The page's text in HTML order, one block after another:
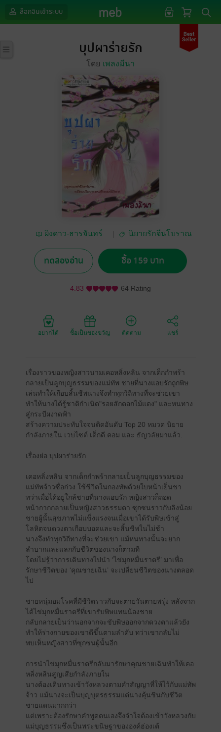
ล็อกอินเข้าระบบ
บุปผาร่ายรัก
โดย เพลงมีนา
ผิงดาว-ธารจันทร์
นิยายรักจีนโบราณ
ทดลองอ่าน ซื้อ 159 บาท
4.83 64 Rating
อยากได้ ซื้อเป็นของขวัญ ติดตาม แชร์
เรื่องราวของหญิงสาวนามเคอหลิ่งหลิน จากเด็กกำพร้า
กลายเป็นลูกบุญธรรมของแม่ทัพ ชายที่นางแอบรักถูกพิษ
เล่นทำให้เกือบสิ้นชีพนางจึงทำทุกวิถีทางที่จะช่วยเขา
ทำให้นางได้รู้ชาติกำเนิด"รอยสักดอกไม้แดง" และหนทาง
สู่กระบีผงาดฟ้า
สร้างความประทับใจจนติดอันดับ Top 20 หมวด นิยาย
กำลังภายใน เวบไซต์ เด็กดี.คอม และ ธัญวลัยมาแล้ว.
เรื่องย่อ บุปผาร่ายรัก
เคอหลิ่งหลิน จากเด็กกำพร้ากลายเป็นลูกบุญธรรมของ
แม่ทัพจ้าวซื่อก่วง ใช้ชีวิตในกองทัพด้วยใบหน้าเย็นชา
ทว่าเมื่อได้อยูใกล้ชายที่นางแอบรัก หญิงสาวก็ถอด
หน้ากากกลายเป็นหญิงสาวธรรมดา ซุกซนราวกับลิงน้อย
ชายผู้นั้นสุขภาพไม่แข็งแรงจนเมื่อเขาได้รับพิษเข้าสู่
โลหิตจนดวงตาเกือบบอดและจะสิ้นชีพในไม่ช้า
นางจึงทำทุกวิถีทางที่จะช่วยเขา แม้หนทางนั้นจะยาก
ลำบากและแลกกับชีวิตของนางก็ตามที
โดยไม่รู้ว่าการเดินทางไปนำ ‘ไข่มุกหมื่นราตรี’ มาเพื่อ
รักษาชีวิตของ ‘คุณชายเฉิน’ จะเปลี่ยนชีวิตของนางตลอด
ไป
ชายหนุ่มอมโรคที่มีชีวิตราวกับจะตายวันตายพรุ่ง หลังจาก
ได้ไข่มุกหมื่นราตรีที่เขารับพิษแทนน้องชาย
กลับกลายเป็นว่านอกจากจะขับพิษออกจากดวงตาแล้วยัง
ทำให้ร่างกายของเขาดีขึ้นตามลำดับ ทว่าเขากลับไม่
พบเห็นหญิงสาวที่ซุกซนผู้นั้นอีก
การนำไข่มุกหมื่นราตรีกลับมารักษาคุณชายเฉินทำให้เคอ
หลิ่งหลินสูญเสียกำลังภายใน
นางต้องเดินทางเข้าวังหลวงตามคำสัญญาที่ให้ไว้กับแม่ทัพ
จ้าว แม้นางจะเป็นบุญบุตรธรรมแต่นางคุ้นชินกับชีวิต
ชายแดนมากกว่า
แต่เพราะต้องรักษาคำพูดตนเองจึงจำใจต้องเข้าวังหลวงกับ
แม่บุญธรรมซึ่งเป็นพระขนิษฐาขององค์ฮ่องเต้